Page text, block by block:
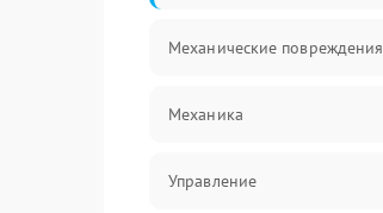
Механические повреждения
Механика
Управление